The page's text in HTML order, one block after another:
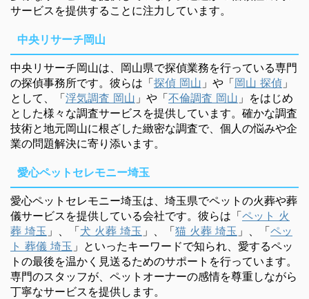
サービスを提供することに注力しています。
中央リサーチ岡山
中央リサーチ岡山は、岡山県で探偵業務を行っている専門
の探偵事務所です。彼らは「探偵 岡山 」や「岡山 探偵 」
として、「浮気調査 岡山 」や「不倫調査 岡山 」をはじめ
とした様々な調査サービスを提供しています。確かな調査
技術と地元岡山に根ざした緻密な調査で、個人の悩みや企
業の問題解決に寄り添います。
愛心ペットセレモニー埼玉
愛心ペットセレモニー埼玉は、埼玉県でペットの火葬や葬
儀サービスを提供している会社です。彼らは「ペット 火
葬 埼玉 」、「犬 火葬 埼玉 」、「猫 火葬 埼玉 」、「ペッ
ト 葬儀 埼玉 」といったキーワードで知られ、愛するペッ
トの最後を温かく見送るためのサポートを行っています。
専門のスタッフが、ペットオーナーの感情を尊重しながら
丁寧なサービスを提供します。